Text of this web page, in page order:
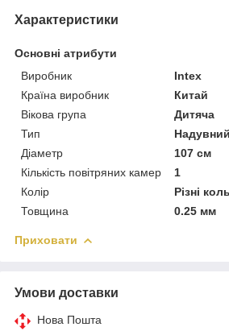
Характеристики
Основні атрибути
Виробник
Intex
Країна виробник
Китай
Вікова група
Дитяча
Тип
Діаметр
107 см
Кількість повітряних камер
1
Колір
Різні
Товщина
0.25 мм
Приховати
Умови доставки
Нова Пошта